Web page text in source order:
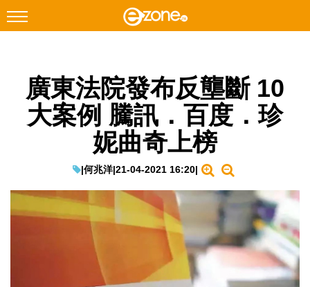
Facebook Instagram
科技焦點
教學評測
EduTech
生成式AI與雲端應用
廣東法院發布反壟斷 10
大案例 騰訊．百度．珍
妮曲奇上榜
|何兆洋|21-04-2021 16:20|